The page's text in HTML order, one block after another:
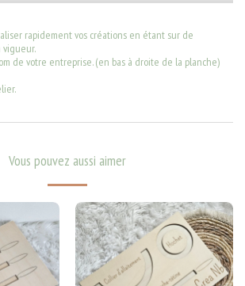
rapidement vos créations en étant sur de
vigueur.
de votre entreprise. (en bas à droite de la planche)
Vous pouvez aussi aimer